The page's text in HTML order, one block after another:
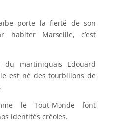
porte la fierté de son
habiter Marseille, c’est
du martiniquais Edouard
est né des tourbillons de
le Tout-Monde font
identités créoles.